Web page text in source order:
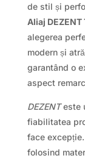
de stil și
Aliaj DEZENT
alegerea
modern și
garantând o
aspect
DEZENTeste
fiabilitatea
face
folosind